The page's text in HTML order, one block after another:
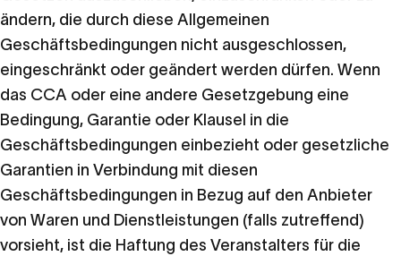
ändern, die durch diese Allgemeinen
Geschäftsbedingungen nicht ausgeschlossen,
eingeschränkt oder geändert werden dürfen. Wenn
das CCA oder eine andere Gesetzgebung eine
Bedingung, Garantie oder Klausel in die
Geschäftsbedingungen einbezieht oder gesetzliche
Garantien in Verbindung mit diesen
Geschäftsbedingungen in Bezug auf den Anbieter
von Waren und Dienstleistungen (falls zutreffend)
vorsieht, ist die Haftung des Veranstalters für die